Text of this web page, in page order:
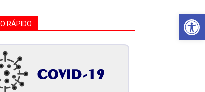
Abrir
RÁPIDO